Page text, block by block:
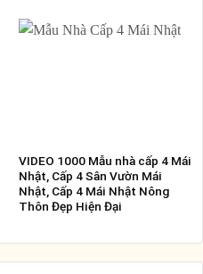
VIDEO 1000 Mẫu nhà cấp 4 Mái
Nhật, Cấp 4 Sân Vườn Mái
Nhật, Cấp 4 Mái Nhật Nông
Thôn Đẹp Hiện Đại